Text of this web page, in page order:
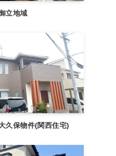
立地域
久保物件(関西住宅)